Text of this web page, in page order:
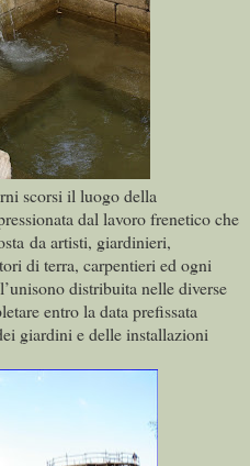
scorsi il luogo della
dal lavoro frenetico che
da artisti, giardinieri,
di terra, carpentieri ed ogni
distribuita nelle diverse
entro la data prefissata
giardini e delle installazioni